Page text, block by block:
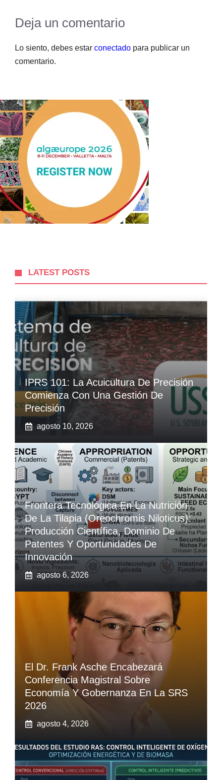
Deja un comentario
Lo siento, debes estar conectado para publicar un
comentario.
LATEST POSTS
IPRS 101: La Acuicultura De Precisión
Comienza Con Una Gestión De
Precisión
agosto 10, 2026
Frontera Tecnológica En La Nutrición
De La Tilapia (Oreochromis Niloticus):
Producción Científica, Dominio De
Patentes Y Oportunidades De
Innovación
agosto 6, 2026
El Dr. Frank Asche Encabezará
Conferencia Magistral Sobre
Economía Y Gobernanza En La SRS
2026
agosto 4, 2026